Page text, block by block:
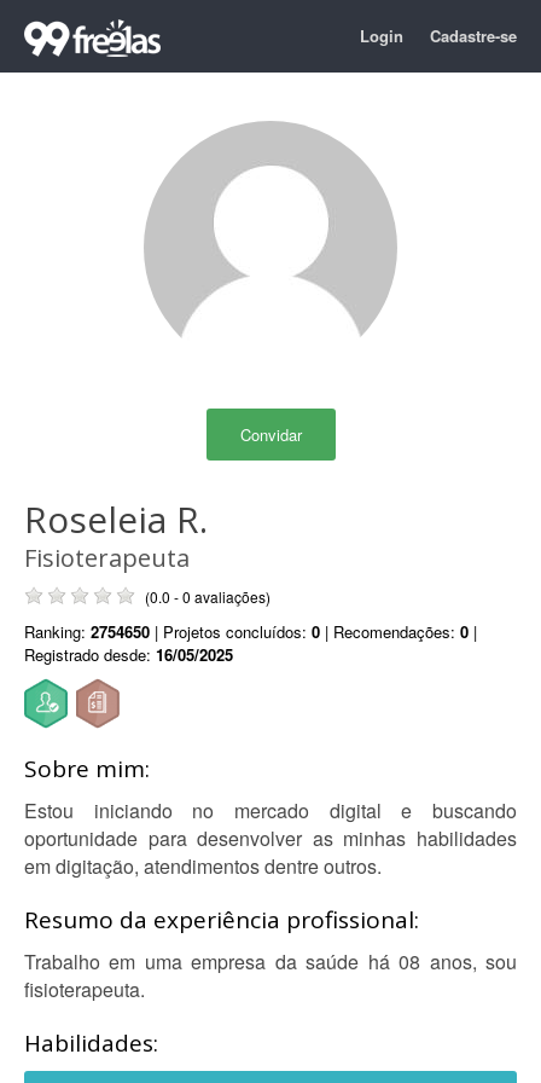
Login Cadastre-se
Convidar
Roseleia R.
Fisioterapeuta
(0.0 - 0 avaliações)
Ranking: 2754650 | Projetos concluídos: 0 | Recomendações: 0 |
Registrado desde: 16/05/2025
Sobre mim:
Estou iniciando no mercado digital e buscando
oportunidade para desenvolver as minhas habilidades
em digitação, atendimentos dentre outros.
Resumo da experiência profissional:
Trabalho em uma empresa da saúde há 08 anos, sou
fisioterapeuta.
Habilidades: